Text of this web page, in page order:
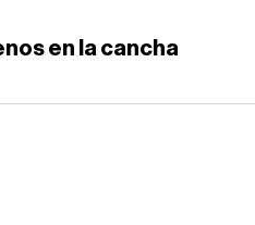
en la cancha